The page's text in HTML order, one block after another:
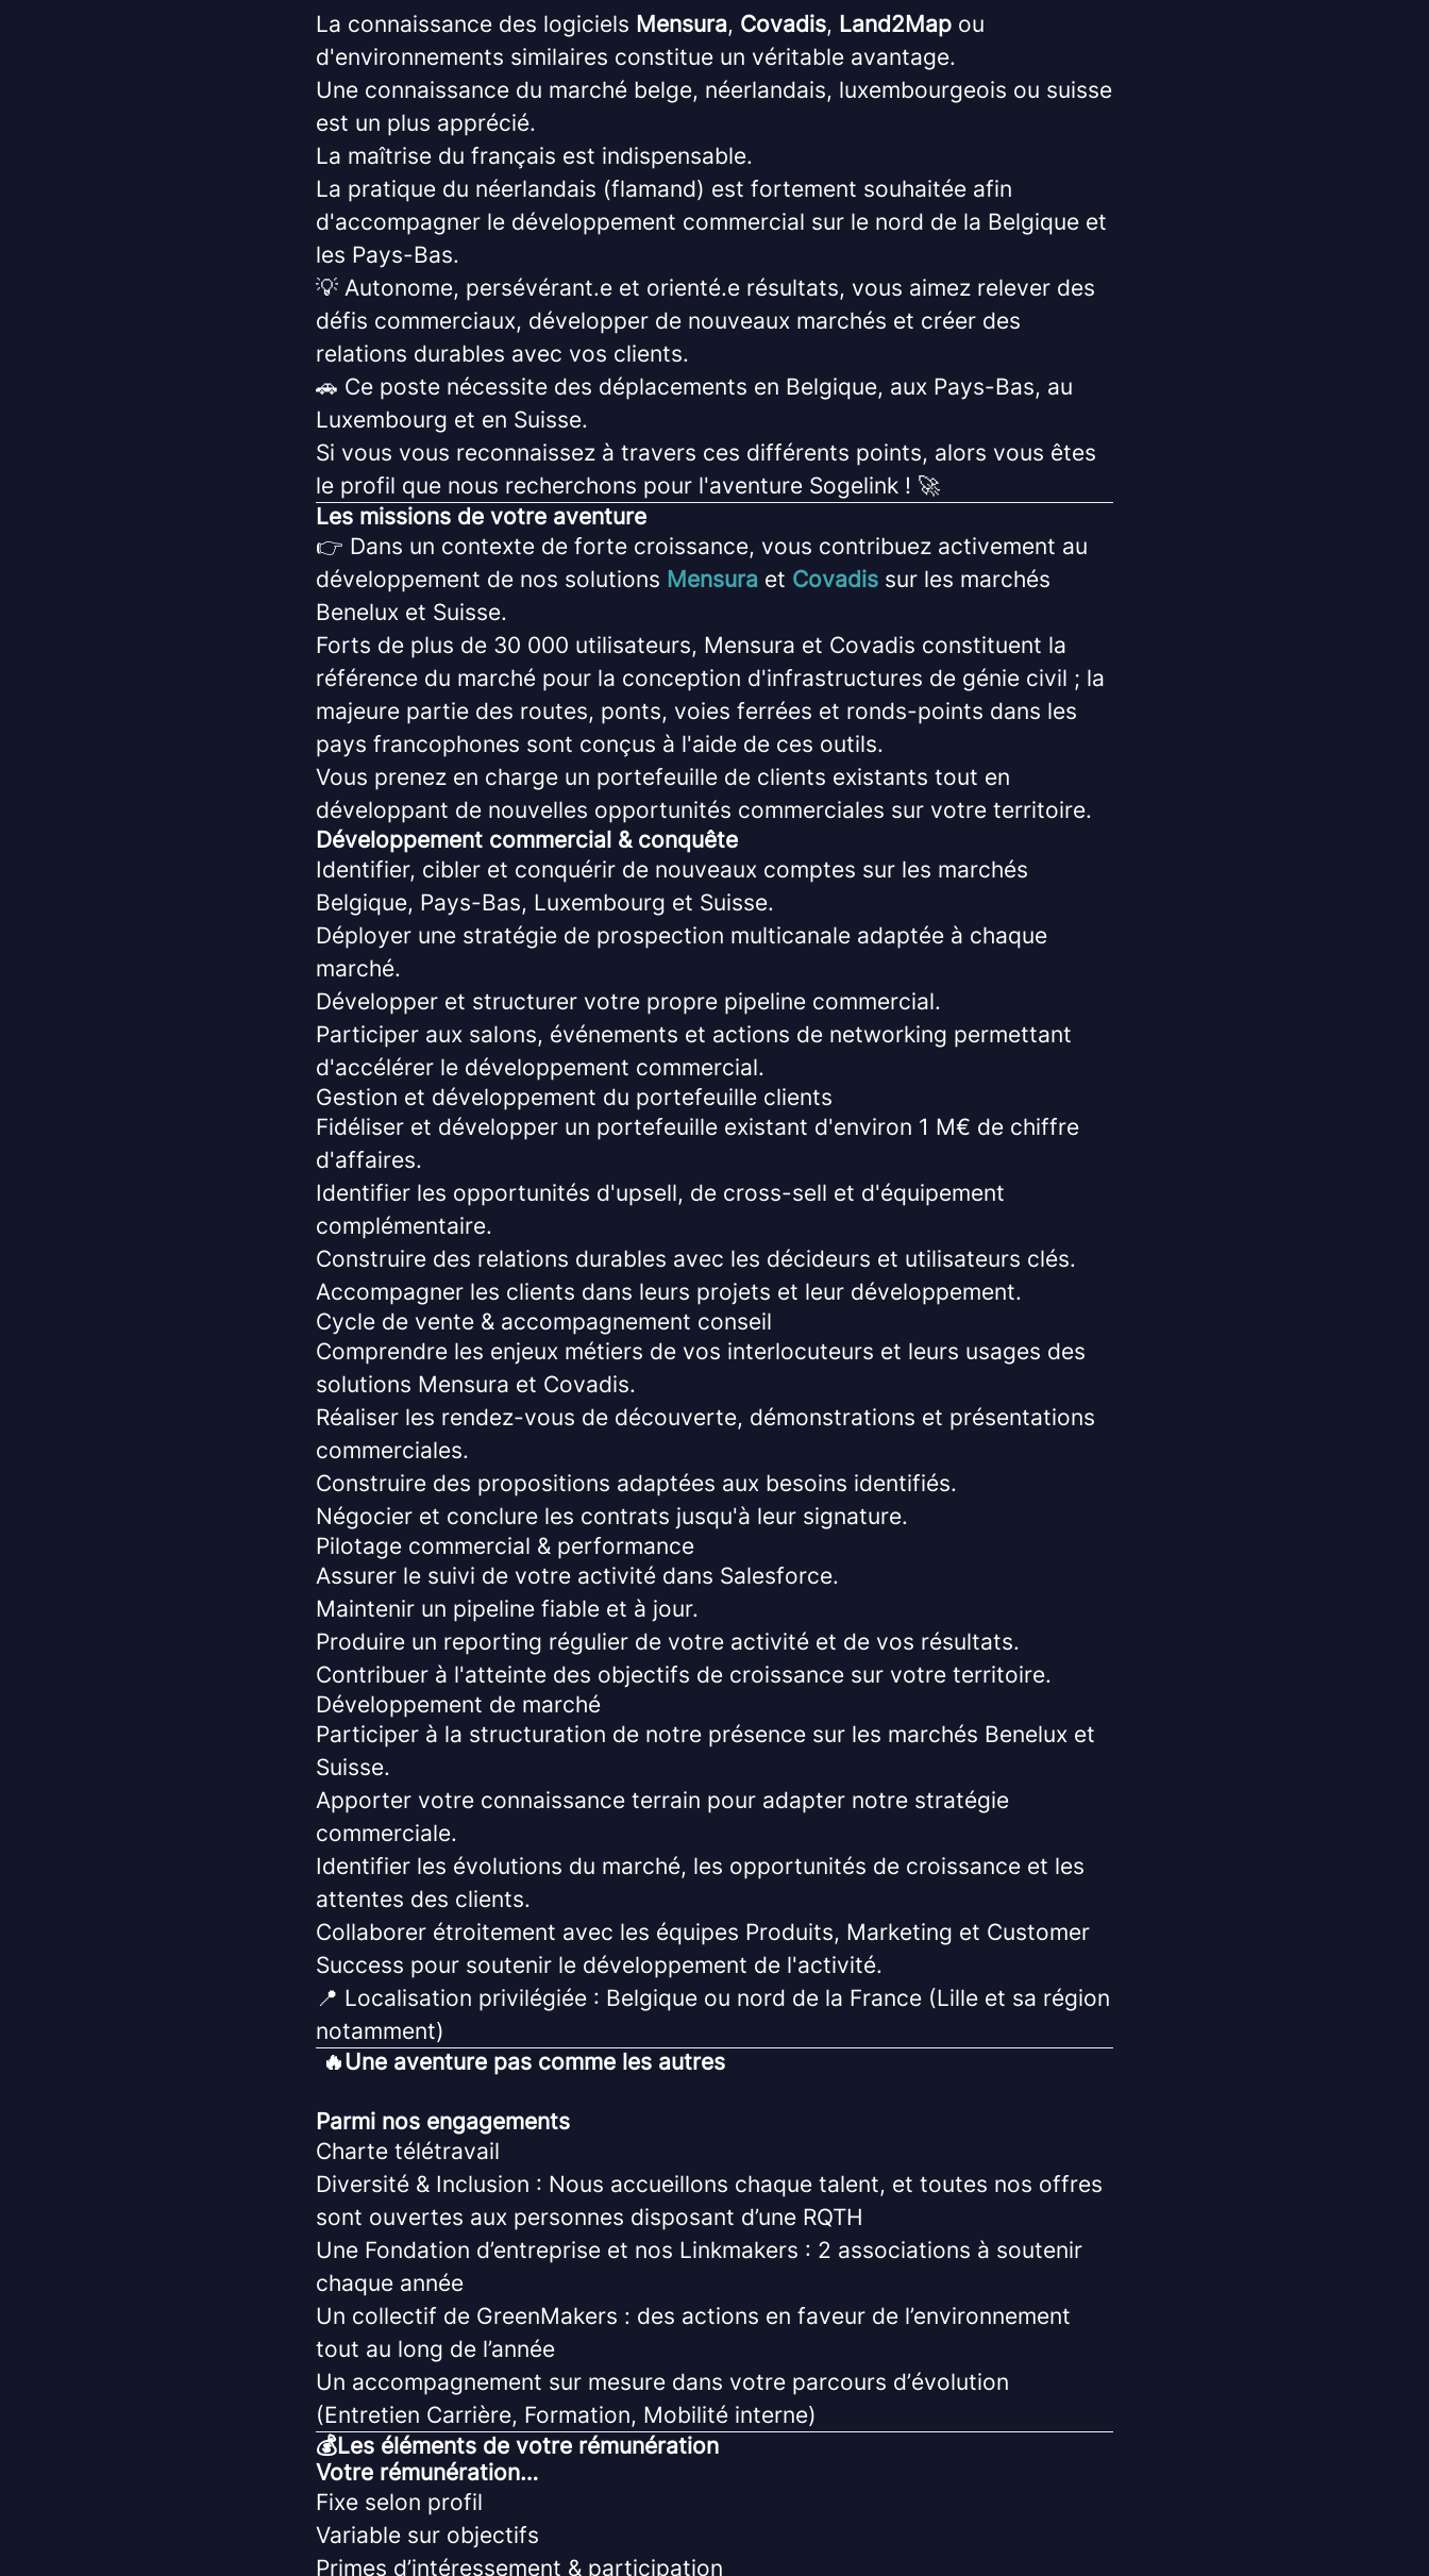
La connaissance des logiciels Mensura, Covadis, Land2Map ou
d'environnements similaires constitue un véritable avantage.
Une connaissance du marché belge, néerlandais, luxembourgeois ou suisse
est un plus apprécié.
La maîtrise du français est indispensable.
La pratique du néerlandais (flamand) est fortement souhaitée afin
d'accompagner le développement commercial sur le nord de la Belgique et
les Pays-Bas.
💡 Autonome, persévérant.e et orienté.e résultats, vous aimez relever des
défis commerciaux, développer de nouveaux marchés et créer des
relations durables avec vos clients.
🚗 Ce poste nécessite des déplacements en Belgique, aux Pays-Bas, au
Luxembourg et en Suisse.
Si vous vous reconnaissez à travers ces différents points, alors vous êtes
le profil que nous recherchons pour l'aventure Sogelink ! 🚀
Les missions de votre aventure
👉 Dans un contexte de forte croissance, vous contribuez activement au
développement de nos solutions Mensura et Covadis sur les marchés
Benelux et Suisse.
Forts de plus de 30 000 utilisateurs, Mensura et Covadis constituent la
référence du marché pour la conception d'infrastructures de génie civil ; la
majeure partie des routes, ponts, voies ferrées et ronds-points dans les
pays francophones sont conçus à l'aide de ces outils.
Vous prenez en charge un portefeuille de clients existants tout en
développant de nouvelles opportunités commerciales sur votre territoire.
Développement commercial & conquête
Identifier, cibler et conquérir de nouveaux comptes sur les marchés
Belgique, Pays-Bas, Luxembourg et Suisse.
Déployer une stratégie de prospection multicanale adaptée à chaque
marché.
Développer et structurer votre propre pipeline commercial.
Participer aux salons, événements et actions de networking permettant
d'accélérer le développement commercial.
Gestion et développement du portefeuille clients
Fidéliser et développer un portefeuille existant d'environ 1 M€ de chiffre
d'affaires.
Identifier les opportunités d'upsell, de cross-sell et d'équipement
complémentaire.
Construire des relations durables avec les décideurs et utilisateurs clés.
Accompagner les clients dans leurs projets et leur développement.
Cycle de vente & accompagnement conseil
Comprendre les enjeux métiers de vos interlocuteurs et leurs usages des
solutions Mensura et Covadis.
Réaliser les rendez-vous de découverte, démonstrations et présentations
commerciales.
Construire des propositions adaptées aux besoins identifiés.
Négocier et conclure les contrats jusqu'à leur signature.
Pilotage commercial & performance
Assurer le suivi de votre activité dans Salesforce.
Maintenir un pipeline fiable et à jour.
Produire un reporting régulier de votre activité et de vos résultats.
Contribuer à l'atteinte des objectifs de croissance sur votre territoire.
Développement de marché
Participer à la structuration de notre présence sur les marchés Benelux et
Suisse.
Apporter votre connaissance terrain pour adapter notre stratégie
commerciale.
Identifier les évolutions du marché, les opportunités de croissance et les
attentes des clients.
Collaborer étroitement avec les équipes Produits, Marketing et Customer
Success pour soutenir le développement de l'activité.
📍 Localisation privilégiée : Belgique ou nord de la France (Lille et sa région
notamment)
🔥Une aventure pas comme les autres
Parmi nos engagements
Charte télétravail
Diversité & Inclusion : Nous accueillons chaque talent, et toutes nos offres
sont ouvertes aux personnes disposant d’une RQTH
Une Fondation d’entreprise et nos Linkmakers : 2 associations à soutenir
chaque année
Un collectif de GreenMakers : des actions en faveur de l’environnement
tout au long de l’année
Un accompagnement sur mesure dans votre parcours d’évolution
(Entretien Carrière, Formation, Mobilité interne)
💰Les éléments de votre rémunération
Votre rémunération…
Fixe selon profil
Variable sur objectifs
Primes d’intéressement & participation